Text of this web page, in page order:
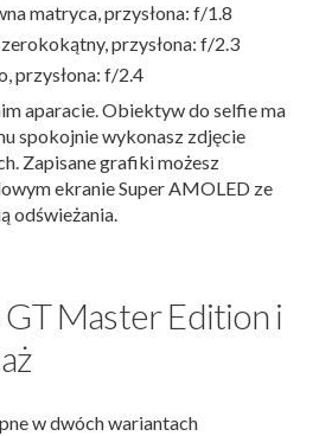
matryca, przysłona: f/1.8
przysłona: f/2.3
przysłona: f/2.4
aparacie. Obiektyw do selfie ma
spokojnie wykonasz zdjęcie
Zapisane grafiki możesz
ekranie Super AMOLED ze
odświeżania.
Master Edition i
w dwóch wariantach